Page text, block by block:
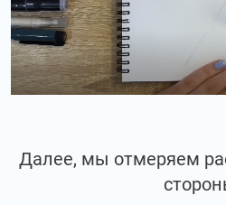
Далее, мы отмеряем